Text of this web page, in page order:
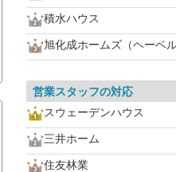
積水ハウス
旭化成ホームズ（ヘーベル
営業スタッフの対応
スウェーデンハウス
三井ホーム
住友林業